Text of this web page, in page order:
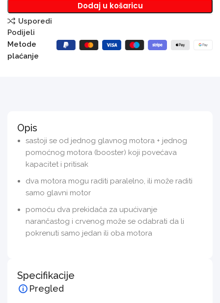
Dodaj u košaricu
Usporedi
Podijeli
Metode
plaćanje
Opis
sastoji se od jednog glavnog motora + jednog
pomoćnog motora (booster) koji povećava
kapacitet i pritisak
dva motora mogu raditi paralelno, ili može raditi
samo glavni motor
pomoću dva prekidača za upućivanje
narančastog i crvenog može se odabrati da li
pokrenuti samo jedan ili oba motora
Specifikacije
Pregled